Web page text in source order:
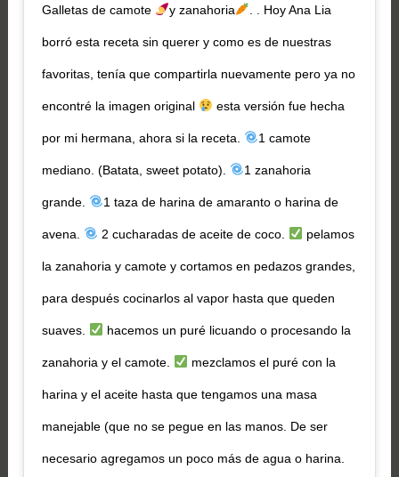
Galletas de camote y zanahoria . . Hoy Ana Lia
borró esta receta sin querer y como es de nuestras
favoritas, tenía que compartirla nuevamente pero ya no
encontré la imagen original esta versión fue hecha
por mi hermana, ahora si la receta. 1 camote
mediano. (Batata, sweet potato). 1 zanahoria
grande. 1 taza de harina de amaranto o harina de
avena. 2 cucharadas de aceite de coco. pelamos
la zanahoria y camote y cortamos en pedazos grandes,
para después cocinarlos al vapor hasta que queden
suaves. hacemos un puré licuando o procesando la
zanahoria y el camote. mezclamos el puré con la
harina y el aceite hasta que tengamos una masa
manejable (que no se pegue en las manos. De ser
necesario agregamos un poco más de agua o harina.